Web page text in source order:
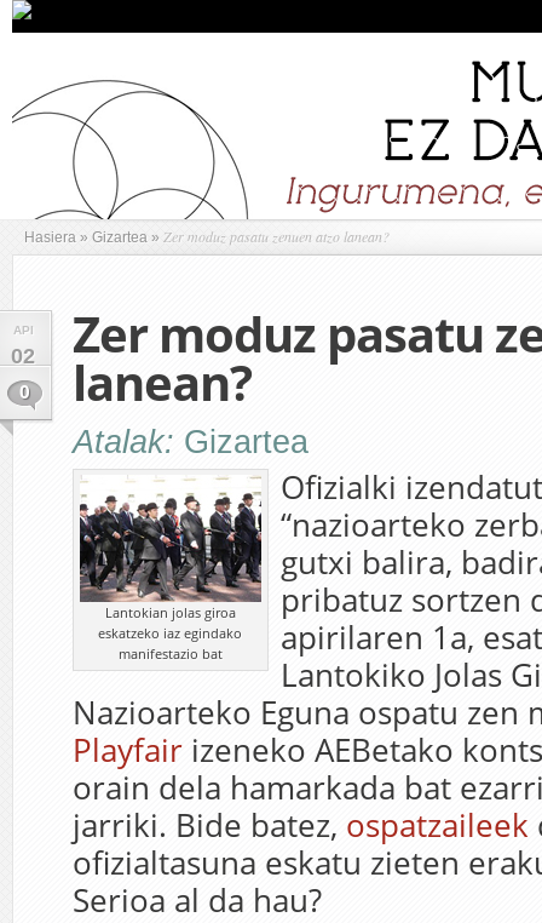
Hasiera » Gizartea » Zer moduz pasatu zenuen atzo lanean?
API
02
0
Zer moduz pasatu
lanean?
Atalak: Gizartea
Lantokian jolas giroa
eskatzeko iaz egindako
manifestazio bat
Ofizialki
“nazioarteko
gutxi balira,
pribatuz sortzen
apirilaren 1a,
Lantokiko Jolas
Nazioarteko Eguna ospatu zen
Playfair izeneko AEBetako
orain dela hamarkada bat
jarriki. Bide batez, ospatzaileek
ofizialtasuna eskatu zieten
Serioa al da hau?